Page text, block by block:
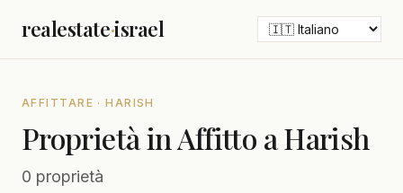
realestate·israel
AFFITTARE · HARISH
Proprietà in Affitto a Harish
0 proprietà